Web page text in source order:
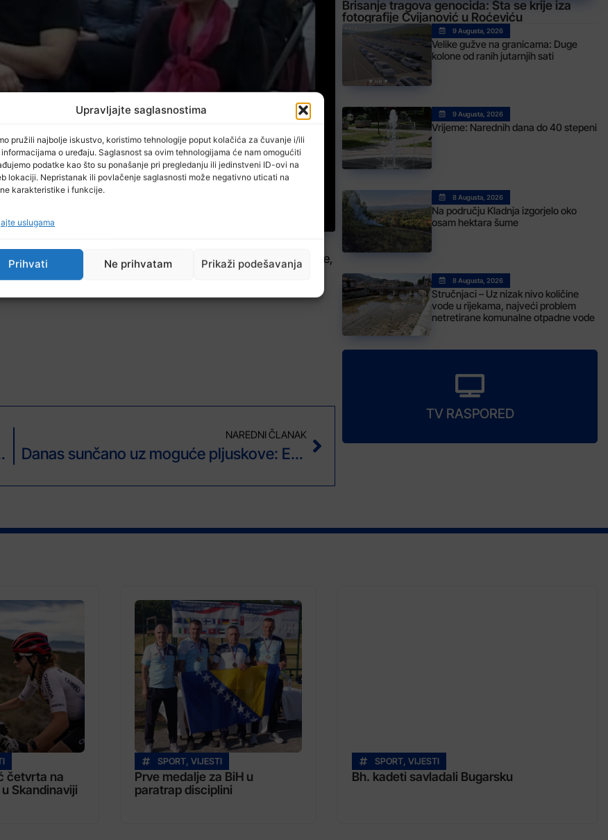
Upravljajte saglasnostima
pružili najbolje iskustvo, koristimo tehnologije poput kolačića za čuvanje i/ili
o uređaju. Saglasnost sa ovim tehnologijama će nam omogućiti
podatke kao što su ponašanje pri pregledanju ili jedinstveni ID-ovi na
lokaciji. Nepristanak ili povlačenje saglasnosti može negativno uticati na
karakteristike i funkcije.
uslugama
Prihvati Ne prihvatam Prikaži podešavanja
Cilj manifestacije je, prvenstveno, okupiti stvaraoce, umjetnike,
djela i govor kladanjske regije. Više u video prilogu.
sela BiH
NAREDNI ČLANAK
Danas sunčano uz moguće pljuskove: Evo kakvo nas vrijeme očekuje sutra
Brisanje tragova genocida: Šta se krije iza
fotografije Cvijanović u Roćeviću
9 Augusta, 2026
Velike gužve na granicama: Duge
kolone od ranih jutarnjih sati
9 Augusta, 2026
Vrijeme: Narednih dana do 40 stepeni
8 Augusta, 2026
Na području Kladnja izgorjelo oko
osam hektara šume
8 Augusta, 2026
Stručnjaci – Uz nizak nivo količine
vode u rijekama, najveći problem
netretirane komunalne otpadne vode
TV RASPORED
četvrta na
Skandinaviji
SPORT, VIJESTI
Prve medalje za BiH u
paratrap disciplini
SPORT, VIJESTI
Bh. kadeti savladali Bugarsku